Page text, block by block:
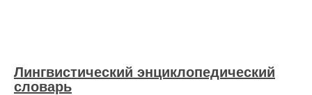
Лингвистический энциклопедический
словарь